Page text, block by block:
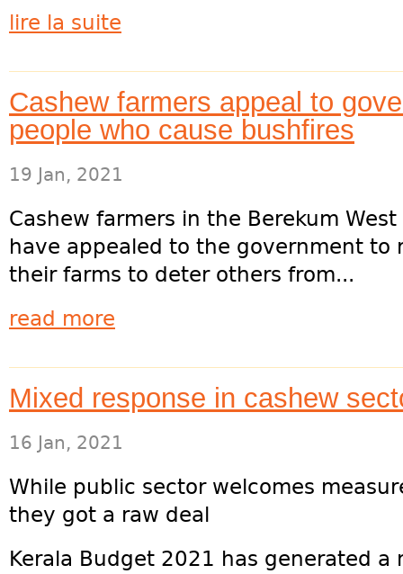
lire la suite
Cashew farmers appeal to
people who cause bushfires
19 Jan, 2021
Cashew farmers in the Berekum
have appealed to the government to
their farms to deter others from...
read more
Mixed response in cashew
16 Jan, 2021
While public sector welcomes
they got a raw deal
Kerala Budget 2021 has generated a